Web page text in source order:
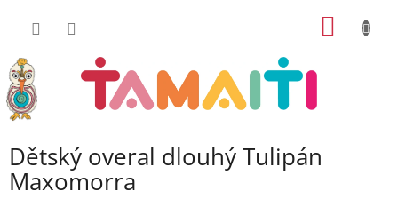
Dětský overal dlouhý Tulipán
Maxomorra